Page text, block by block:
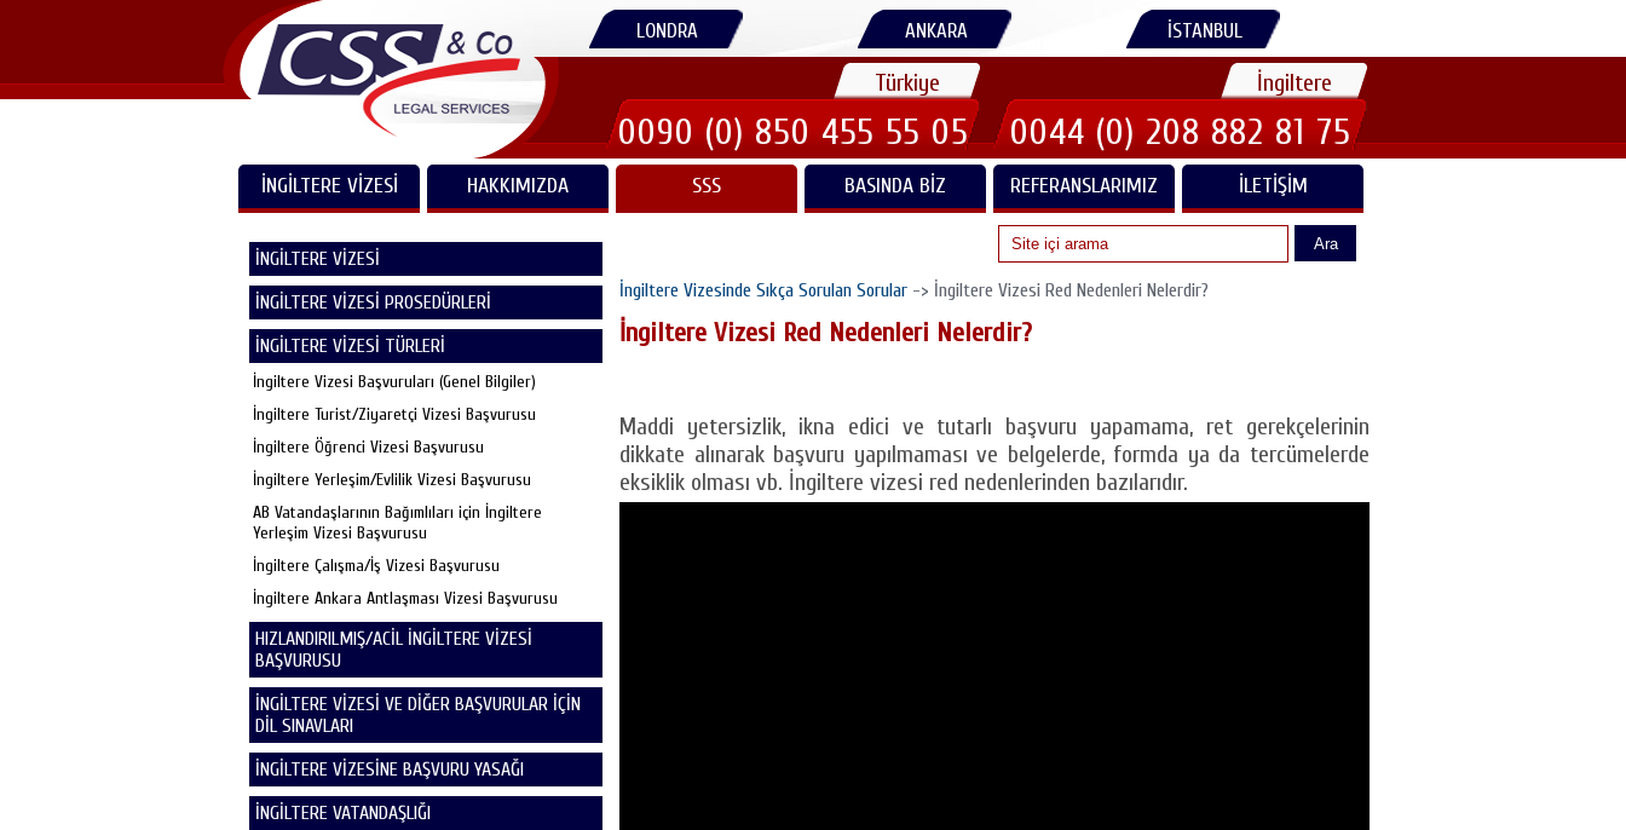
LONDRA ANKARA İSTANBUL
Türkiye
0090 (0) 850 455 55 05
İngiltere
0044 (0) 208 882 81 75
İNGİLTERE VİZESİ HAKKIMIZDA SSS BASINDA BIZ REFERANSLARIMIZ İLETIŞIM
Ara
İNGİLTERE VİZESİ
İNGİLTERE VİZESİ PROSEDÜRLERİ
İNGİLTERE VİZESİ TÜRLERİ
İngiltere Vizesi Başvuruları (Genel Bilgiler)
İngiltere Turist/Ziyaretçi Vizesi Başvurusu
İngiltere Öğrenci Vizesi Başvurusu
İngiltere Yerleşim/Evlilik Vizesi Başvurusu
AB Vatandaşlarının Bağımlıları için İngiltere
Yerleşim Vizesi Başvurusu
İngiltere Çalışma/İş Vizesi Başvurusu
İngiltere Ankara Antlaşması Vizesi Başvurusu
HIZLANDIRILMIŞ/ACİL İNGİLTERE VİZESİ
BAŞVURUSU
İNGİLTERE VİZESİ VE DİĞER BAŞVURULAR İÇİN
DİL SINAVLARI
İNGİLTERE VİZESİNE BAŞVURU YASAĞI
İNGİLTERE VATANDAŞLIĞI
İngiltere Vizesinde Sıkça Sorulan Sorular -> İngiltere Vizesi Red Nedenleri Nelerdir?
İngiltere Vizesi Red Nedenleri Nelerdir?
Maddi yetersizlik, ikna edici ve tutarlı başvuru yapamama, ret gerekçelerinin
dikkate alınarak başvuru yapılmaması ve belgelerde, formda ya da tercümelerde
eksiklik olması vb. İngiltere vizesi red nedenlerinden bazılarıdır.